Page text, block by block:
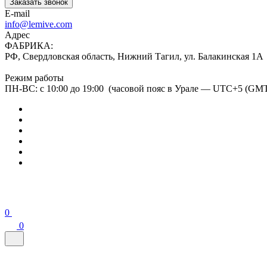
Заказать звонок
E-mail
info@lemive.com
Адрес
ФАБРИКА:
РФ, Свердловская область, Нижний Тагил, ул. Балакинская 1А
Режим работы
ПН-ВС: с 10:00 до 19:00 (часовой пояс в Урале — UTC+5
0
0